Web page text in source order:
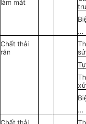
làm mát
…
Chất thải
rắn
…
Chất thải